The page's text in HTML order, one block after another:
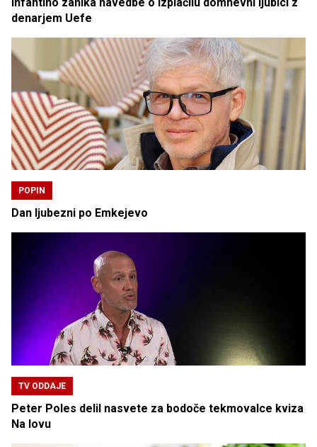
denarjem Uefe
POPIN
Dan ljubezni po Emkejevo
TV ODDAJE
Peter Poles delil nasvete za bodoče tekmovalce kviza
Na lovu